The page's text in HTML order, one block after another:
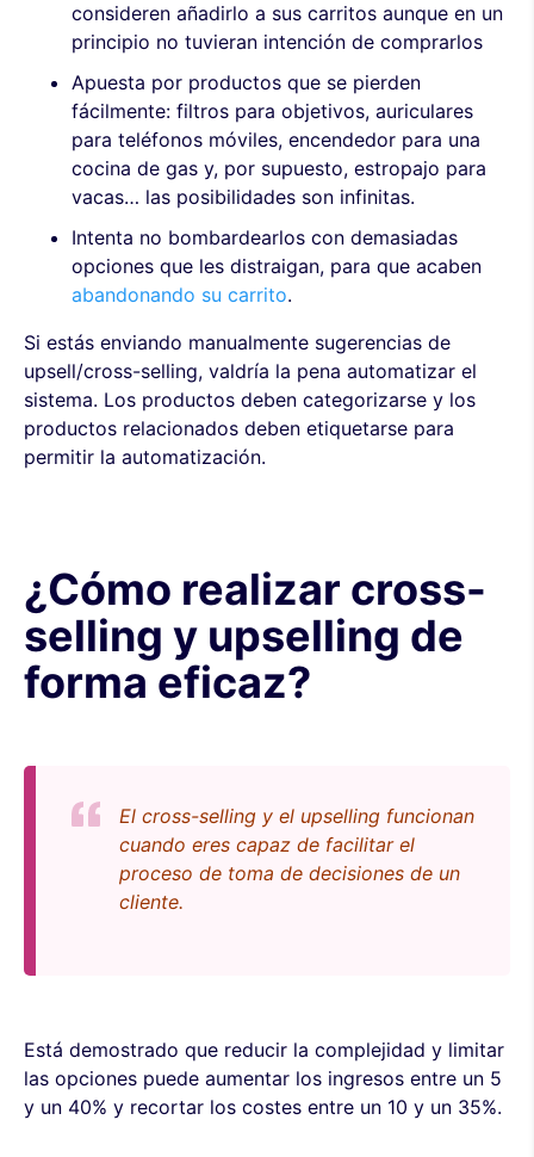
consideren añadirlo a sus carritos aunque en un
principio no tuvieran intención de comprarlos
Apuesta por productos que se pierden
fácilmente: filtros para objetivos, auriculares
para teléfonos móviles, encendedor para una
cocina de gas y, por supuesto, estropajo para
vacas… las posibilidades son infinitas.
Intenta no bombardearlos con demasiadas
opciones que les distraigan, para que acaben
abandonando su carrito.
Si estás enviando manualmente sugerencias de
upsell/cross-selling, valdría la pena automatizar el
sistema. Los productos deben categorizarse y los
productos relacionados deben etiquetarse para
permitir la automatización.
¿Cómo realizar cross-
selling y upselling de
forma eficaz?
El cross-selling y el upselling funcionan
cuando eres capaz de facilitar el
proceso de toma de decisiones de un
cliente.
Está demostrado que reducir la complejidad y limitar
las opciones puede aumentar los ingresos entre un 5
y un 40% y recortar los costes entre un 10 y un 35%.